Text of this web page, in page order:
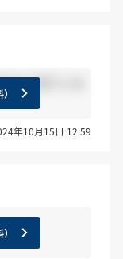
か？来ている
年10月15日 12:59